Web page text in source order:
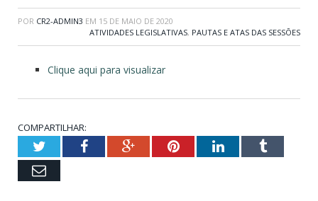
POR CR2-ADMIN3 EM 15 DE MAIO DE 2020
ATIVIDADES LEGISLATIVAS, PAUTAS E ATAS DAS SESSÕES
Clique aqui para visualizar
COMPARTILHAR:
TwitterFacebookGoogle+PinterestLinkedInTumblr
Email